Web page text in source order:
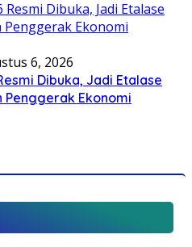
6, 2026
Dibuka, Jadi Etalase
Penggerak Ekonomi